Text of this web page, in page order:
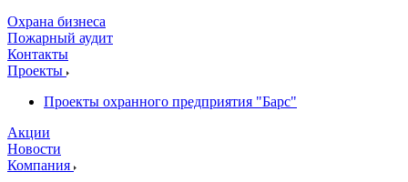
Охрана бизнеса
Пожарный аудит
Контакты
Проекты
Проекты охранного предприятия "Барс"
Акции
Новости
Компания